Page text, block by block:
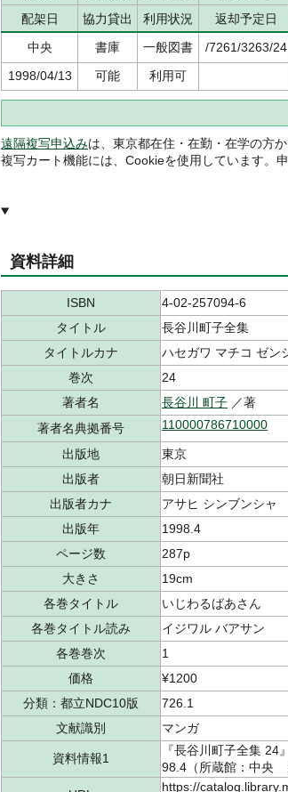
配架日
協力貸出 利用状況 返却予定日
中央
書庫 一般図書 /7261/3263/24
1998/04/13 可能 利用可
遠隔複写申込みは、東京都在住・在勤・在学の方
複写カート機能には、Cookieを使用しています。
資料詳細
ISBN
4-02-257094-6
タイトル
長谷川町子全集
タイトルカナ
ハセガワ マチコ ゼン
巻次
24
著者名
長谷川 町子 ／著
著者名典拠番号
110000786710000
出版地
東京
出版者
朝日新聞社
出版者カナ
アサヒ シンブンシャ
出版年
1998.4
ページ数
287p
大きさ
19cm
各巻タイトル
いじわるばあさん
各巻タイトル読み
イジワル バアサン
各巻巻次
1
価格
¥1200
分類：都立NDC10版
726.1
文献識別
マンガ
資料情報1
『長谷川町子全集
98.4（所蔵館：中央
https://